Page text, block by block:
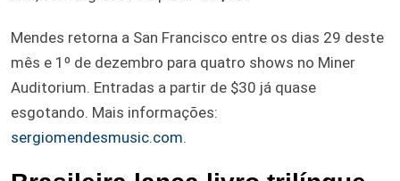
Mendes retorna a San Francisco entre os dias 29 deste
mês e 1º de dezembro para quatro shows no Miner
Auditorium. Entradas a partir de $30 já quase
esgotando. Mais informações:
sergiomendesmusic.com.